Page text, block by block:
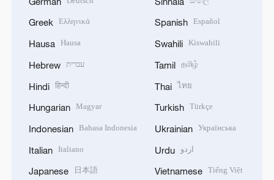
Greek Ελληνικά
Hausa Hausa
Hebrew עברית
Hindi हिन्दी
Hungarian Magyar
Indonesian Bahasa Indonesia
Italian Italiano
Japanese 日本語
Spanish Español
Swahili Kiswahili
Tamil தமிழ்
Thai ไทย
Turkish Türkçe
Ukrainian Українська
Urdu اردو
Vietnamese Tiếng Việt